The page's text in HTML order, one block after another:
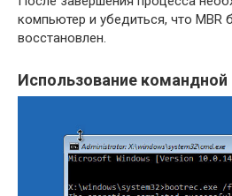
компьютер и убедиться, что MBR
восстановлен.
Использование командной